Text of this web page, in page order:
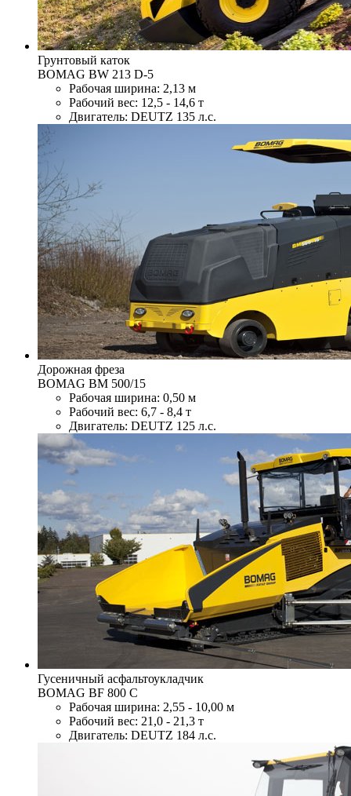
Грунтовый каток
BOMAG BW 213 D-5
Рабочая ширина: 2,13 м
Рабочий вес: 12,5 - 14,6 т
Двигатель: DEUTZ 135 л.с.
Дорожная фреза
BOMAG BM 500/15
Рабочая ширина: 0,50 м
Рабочий вес: 6,7 - 8,4 т
Двигатель: DEUTZ 125 л.с.
Гусеничный aсфальтоукладчик
BOMAG BF 800 C
Рабочая ширина: 2,55 - 10,00 м
Рабочий вес: 21,0 - 21,3 т
Двигатель: DEUTZ 184 л.с.